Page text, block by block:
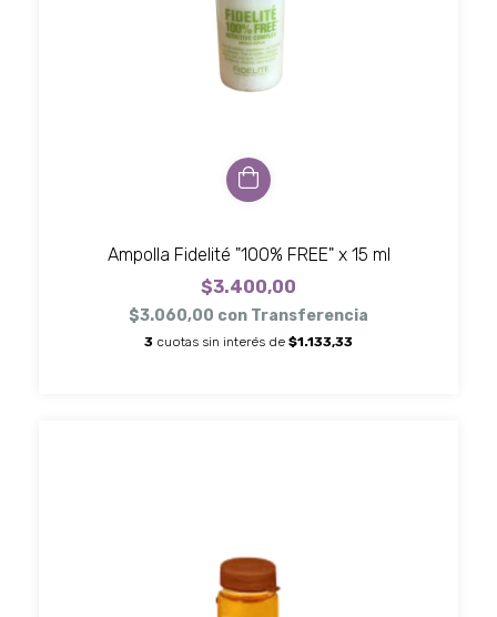
Ampolla Fidelité "100% FREE" x 15 ml
$3.400,00
$3.060,00 con Transferencia
3 cuotas sin interés de $1.133,33